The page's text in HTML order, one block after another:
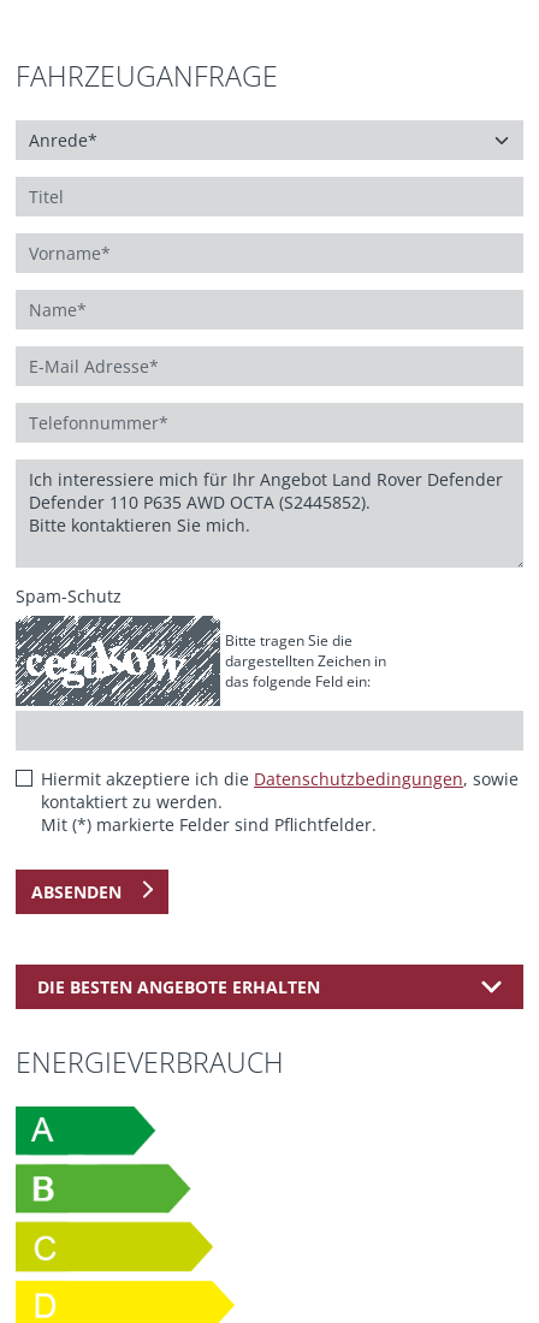
FAHRZEUGANFRAGE
Spam-Schutz
Bitte tragen Sie die
dargestellten Zeichen in
das folgende Feld ein:
Hiermit akzeptiere ich die Datenschutzbedingungen, sowie
kontaktiert zu werden.
Mit (*) markierte Felder sind Pflichtfelder.
ABSENDEN
DIE BESTEN ANGEBOTE ERHALTEN
ENERGIEVERBRAUCH